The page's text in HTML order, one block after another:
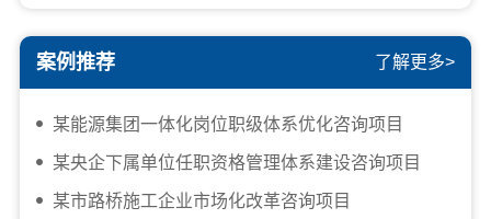
案例推荐 了解更多>
某能源集团一体化岗位职级体系优化咨询项目
某央企下属单位任职资格管理体系建设咨询项目
某市路桥施工企业市场化改革咨询项目